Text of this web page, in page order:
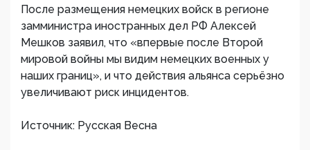
После размещения немецких войск в регионе
замминистра иностранных дел РФ Алексей
Мешков заявил, что «впервые после Второй
мировой войны мы видим немецких военных у
наших границ», и что действия альянса серьёзно
увеличивают риск инцидентов.
Источник: Русская Весна